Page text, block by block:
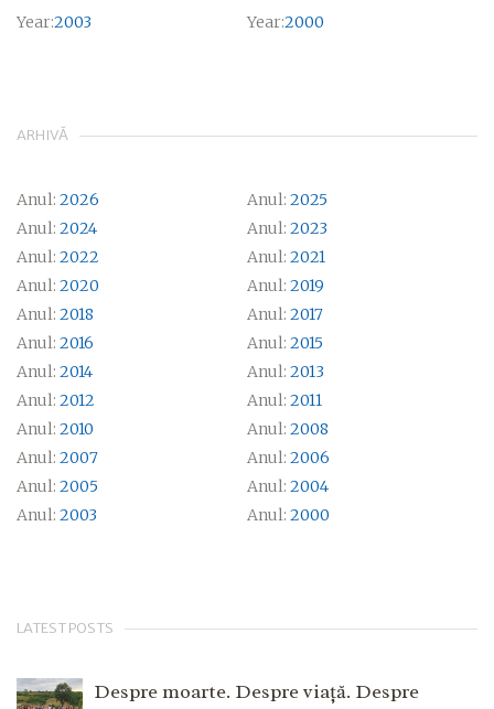
Year:2003 Year:2000
ARHIVĂ
Anul: 2026 Anul: 2025
Anul: 2024 Anul: 2023
Anul: 2022 Anul: 2021
Anul: 2020 Anul: 2019
Anul: 2018 Anul: 2017
Anul: 2016 Anul: 2015
Anul: 2014 Anul: 2013
Anul: 2012 Anul: 2011
Anul: 2010 Anul: 2008
Anul: 2007 Anul: 2006
Anul: 2005 Anul: 2004
Anul: 2003 Anul: 2000
LATEST POSTS
Despre moarte. Despre viață. Despre